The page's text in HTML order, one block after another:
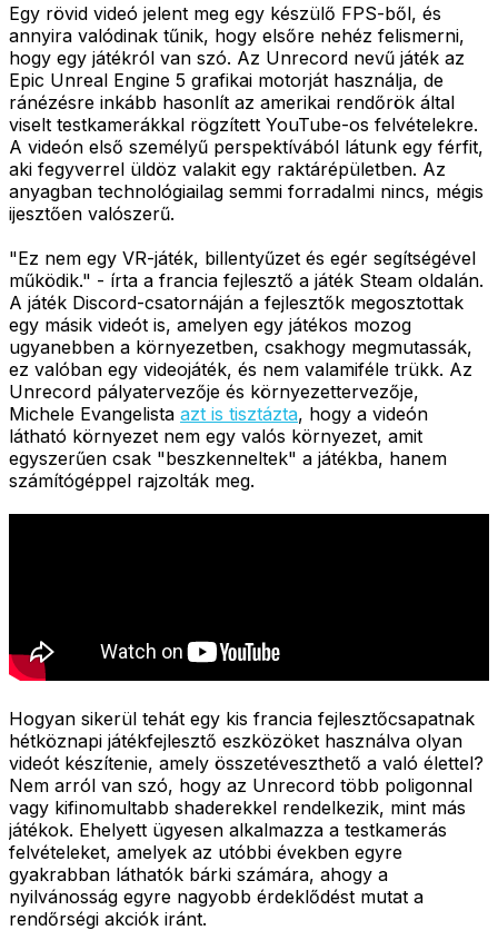
Egy rövid videó jelent meg egy készülő FPS-ből, és
annyira valódinak tűnik, hogy elsőre nehéz felismerni,
hogy egy játékról van szó. Az Unrecord nevű játék az
Epic Unreal Engine 5 grafikai motorját használja, de
ránézésre inkább hasonlít az amerikai rendőrök által
viselt testkamerákkal rögzített YouTube-os felvételekre.
A videón első személyű perspektívából látunk egy férfit,
aki fegyverrel üldöz valakit egy raktárépületben. Az
anyagban technológiailag semmi forradalmi nincs, mégis
ijesztően valószerű.
"Ez nem egy VR-játék, billentyűzet és egér segítségével
működik." - írta a francia fejlesztő a játék Steam oldalán.
A játék Discord-csatornáján a fejlesztők megosztottak
egy másik videót is, amelyen egy játékos mozog
ugyanebben a környezetben, csakhogy megmutassák,
ez valóban egy videojáték, és nem valamiféle trükk. Az
Unrecord pályatervezője és környezettervezője,
Michele Evangelista azt is tisztázta, hogy a videón
látható környezet nem egy valós környezet, amit
egyszerűen csak "beszkenneltek" a játékba, hanem
számítógéppel rajzolták meg.
Hogyan sikerül tehát egy kis francia fejlesztőcsapatnak
hétköznapi játékfejlesztő eszközöket használva olyan
videót készítenie, amely összetéveszthető a való élettel?
Nem arról van szó, hogy az Unrecord több poligonnal
vagy kifinomultabb shaderekkel rendelkezik, mint más
játékok. Ehelyett ügyesen alkalmazza a testkamerás
felvételeket, amelyek az utóbbi években egyre
gyakrabban láthatók bárki számára, ahogy a
nyilvánosság egyre nagyobb érdeklődést mutat a
rendőrségi akciók iránt.